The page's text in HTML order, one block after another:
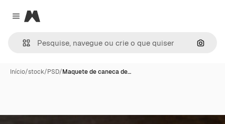
Close menu
Magnific
Início/stock/PSD/Maquete de caneca de…